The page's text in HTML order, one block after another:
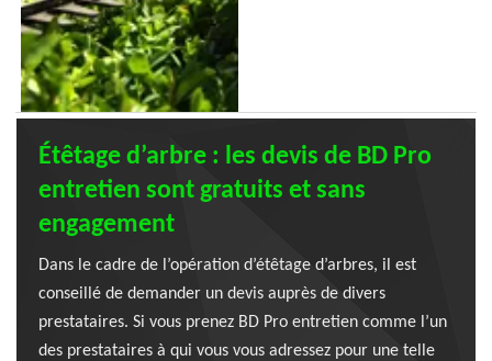
Étêtage d’arbre : les devis de BD Pro
entretien sont gratuits et sans
engagement
Dans le cadre de l’opération d’étêtage d’arbres, il est
conseillé de demander un devis auprès de divers
prestataires. Si vous prenez BD Pro entretien comme l’un
des prestataires à qui vous vous adressez pour une telle